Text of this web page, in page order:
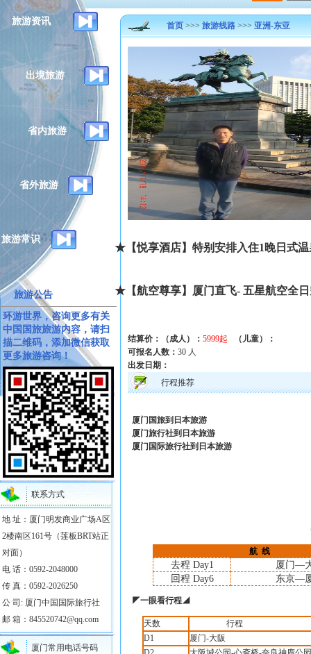
旅游资讯
出境旅游
省内旅游
省外旅游
旅游常识
旅游公告
环游世界，咨询更多有关
中国国旅旅游内容，请扫
描二维码，添加微信获取
更多旅游咨询！
联系方式
地 址：厦门明发商业广场A区
2楼南区161号（莲板BRT站正
对面）
电 话：0592-2048000
传 真：0592-2026250
公 司: 厦门中国国际旅行社
邮 箱：845520742@qq.com
厦门常用电话号码
首页>>> 旅游线路 >>> 亚洲-东亚
★【悦享酒店】特别安排入住1 晚日式
★【航空尊享】厦门直飞- 五星航空全
结算价：（成人）： 5999起
（儿童）：
可报名人数： 30 人
出发日期：
行程推荐
厦门国旅到日本旅游
厦门旅行社到日本旅游
厦门国际旅行社到日本旅游
航 线
去程 Day1 厦门—
回程 Day6 东京—
◤一眼看行程◢
天数
行程
D1
厦门-大阪